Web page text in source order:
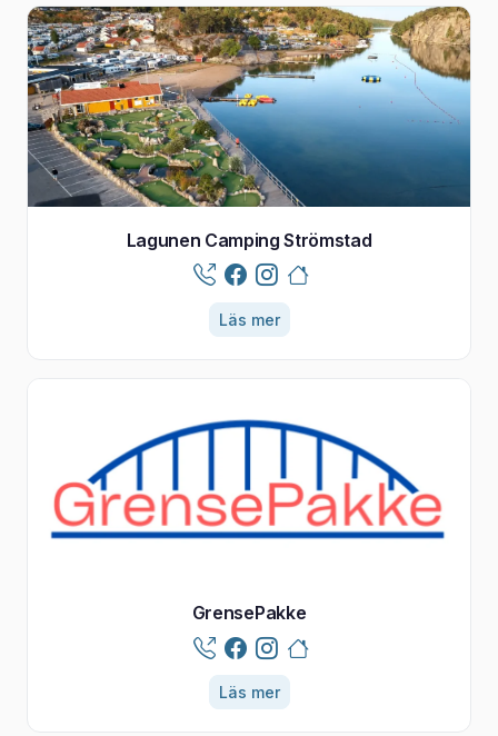
Lagunen Camping Strömstad
Läs mer
GrensePakke
Läs mer